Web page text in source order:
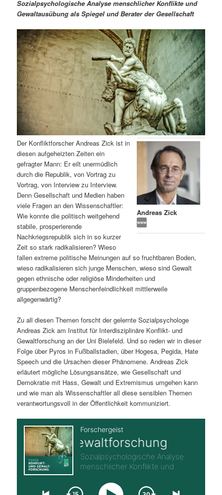
r
e
n
I
n
l
t
s
p
r
i
n
g
e
n
d
ä
r
e
n
h
a
l
t
s
p
r
i
n
g
e
n
n
a
a
t
i
o
n
Sozialpsychologische Analyse menschlicher Konflikte und
Gewaltausübung als Spiegel und Berater der Gesellschaft
Andreas Zick
Der Konfliktforscher Andreas Zick ist in
diesen aufgeheizten Zeiten ein
gefragter Mann: Er eilt unermüdlich
durch die Republik, von Vortrag zu
Vortrag, von Interview zu Interview.
Denn Gesellschaft und Medien haben
viele Fragen an den Wissenschaftler:
Wie konnte die politisch weitgehend
stabile, prosperierende
Nachkriegsrepublik sich in so kurzer
Zeit so stark radikalisieren? Wieso
fallen extreme politische Meinungen auf so fruchtbaren Boden,
wieso radikalisieren sich junge Menschen, wieso sind Gewalt
gegen ethnische oder religiöse Minderheiten und
gruppenbezogene Menschenfeindlichkeit mittlerweile
allgegenwärtig?
Zu all diesen Themen forscht der gelernte Sozialpsychologe
Andreas Zick am Institut für Interdisziplinäre Konflikt- und
Gewaltforschung an der Uni Bielefeld. Und so reden wir in dieser
Folge über Pyros in Fußballstadien, über Hogesa, Pegida, Hate
Speech und die Ursachen dieser Phänomene. Andreas Zick
erläutert mögliche Lösungsansätze, wie Gesellschaft und
Demokratie mit Hass, Gewalt und Extremismus umgehen kann
und wie man als Wissenschaftler all diese sensiblen Themen
verantwortungsvoll in der Öffentlichkeit kommuniziert.